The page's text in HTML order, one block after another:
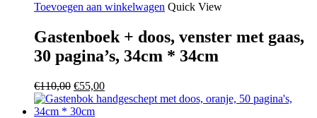
Toevoegen aan winkelwagen Quick View
Gastenboek + doos, venster met gaas,
30 pagina’s, 34cm * 34cm
€110,00 Oorspronkelijke
prijs
was:
€55,00Huidige
prijs